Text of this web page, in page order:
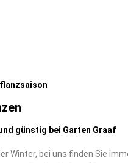
günstig bei Garten Graaf
Winter, bei uns finden Sie